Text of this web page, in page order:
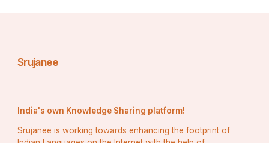
ଆଶାବିନ୍ଦୂକ୍ଷିତମିଦମୁପୈତ୍ୟନ୍ତରେ ହନ୍ତ ଶୈତ୍ୟମ୍ ॥
Srujanee
India's own Knowledge Sharing platform!
Srujanee is working towards enhancing the footprint of